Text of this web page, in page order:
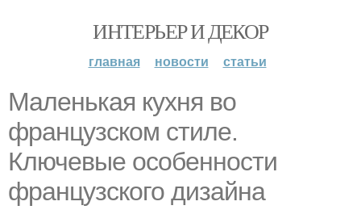
ИНТЕРЬЕР И ДЕКОР
главная новости статьи
Маленькая кухня во
французском стиле.
Ключевые особенности
французского дизайна